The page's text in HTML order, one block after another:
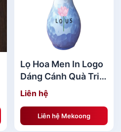
Lọ Hoa Men In Logo
Dáng Cánh Quà Tri
Ân MKQTA10
Liên hệ
Liên hệ Mekoong